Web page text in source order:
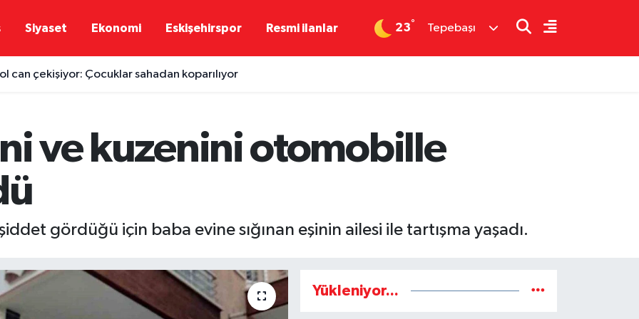
Siyaset Ekonomi Eskişehirspor Resmi ilanlar 23° Tepebaşı
can çekişiyor: Çocuklar sahadan koparılıyor
ve kuzenini otomobille
gördüğü için baba evine sığınan eşinin ailesi ile tartışma yaşadı.
Yükleniyor...